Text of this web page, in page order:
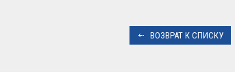
ВОЗВРАТ К СПИСКУ